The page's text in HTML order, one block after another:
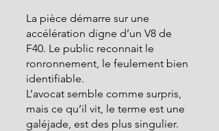
La pièce démarre sur une
accélération digne d’un V8 de
F40. Le public reconnait le
ronronnement, le feulement bien
identifiable.
L’avocat semble comme surpris,
mais ce qu’il vit, le terme est une
galéjade, est des plus singulier.